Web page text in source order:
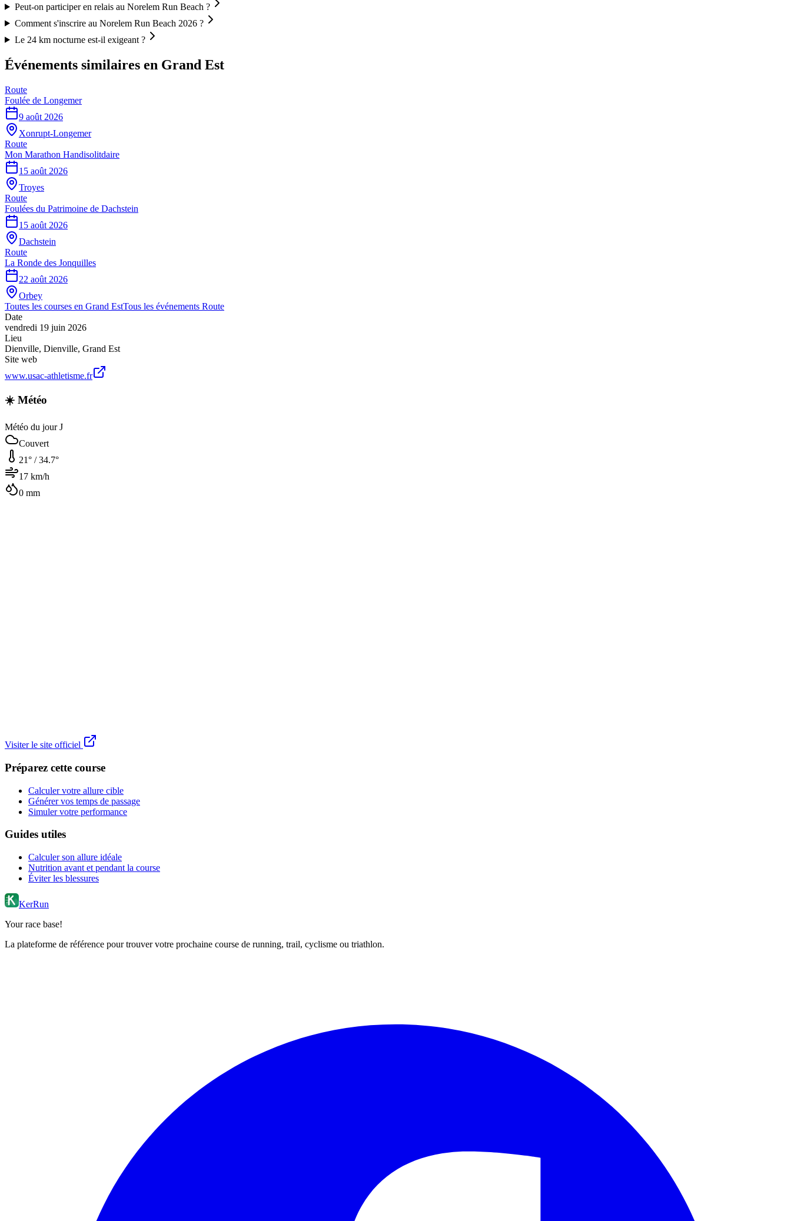
Peut-on participer en relais au Norelem Run Beach ?
Comment s'inscrire au Norelem Run Beach 2026 ?
Le 24 km nocturne est-il exigeant ?
Événements similaires en Grand Est
Route
Foulée de Longemer
9 août 2026
Xonrupt-Longemer
Route
Mon Marathon Handisolitdaire
15 août 2026
Troyes
Route
Foulées du Patrimoine de Dachstein
15 août 2026
Dachstein
Route
La Ronde des Jonquilles
22 août 2026
Orbey
Toutes les courses en Grand EstTous les événements Route
Date
vendredi 19 juin 2026
Lieu
Dienville, Dienville, Grand Est
Site web
www.usac-athletisme.fr
☀️ Météo
Météo du jour J
Couvert
21° /34.7°
17 km/h
0 mm
Visiter le site officiel
Préparez cette course
Calculer votre allure cible
Générer vos temps de passage
Simuler votre performance
Guides utiles
Calculer son allure idéale
Nutrition avant et pendant la course
Éviter les blessures
KerRun
Your race base!
La plateforme de référence pour trouver votre prochaine course de running, trail, cyclisme ou triathlon.